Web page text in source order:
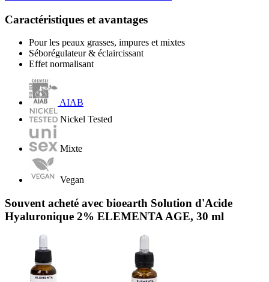
Caractéristiques et avantages
Pour les peaux grasses, impures et mixtes
Séborégulateur & éclaircissant
Effet normalisant
AIAB
Nickel Tested
Mixte
Vegan
Souvent acheté avec bioearth Solution d'Acide
Hyaluronique 2% ELEMENTA AGE, 30 ml